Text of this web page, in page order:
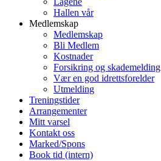
Hallen vår
Medlemskap
Medlemskap
Bli Medlem
Kostnader
Forsikring og skademelding
Vær en god idrettsforelder
Utmelding
Treningstider
Arrangementer
Mitt varsel
Kontakt oss
Marked/Spons
Book tid (intern)